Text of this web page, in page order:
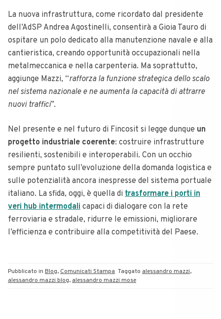
La nuova infrastruttura, come ricordato dal presidente
dell’AdSP Andrea Agostinelli, consentirà a Gioia Tauro di
ospitare un polo dedicato alla manutenzione navale e alla
cantieristica, creando opportunità occupazionali nella
metalmeccanica e nella carpenteria. Ma soprattutto,
aggiunge Mazzi, “rafforza la funzione strategica dello scalo
nel sistema nazionale e ne aumenta la capacità di attrarre
nuovi traffici”.
Nel presente e nel futuro di Fincosit si legge dunque un
progetto industriale coerente: costruire infrastrutture
resilienti, sostenibili e interoperabili. Con un occhio
sempre puntato sull’evoluzione della domanda logistica e
sulle potenzialità ancora inespresse del sistema portuale
italiano. La sfida, oggi, è quella di trasformare i porti in
veri hub intermodali capaci di dialogare con la rete
ferroviaria e stradale, ridurre le emissioni, migliorare
l’efficienza e contribuire alla competitività del Paese.
Pubblicato in Blog, Comunicati Stampa Taggato alessandro mazzi,
alessandro mazzi blog, alessandro mazzi mose